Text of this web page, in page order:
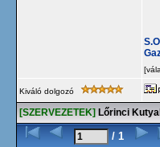
Kiváló dolgozó
[SZERVEZETEK] Lőrinci
/ 1